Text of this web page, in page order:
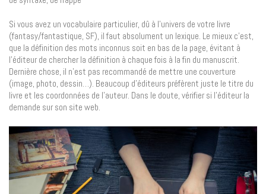
Si vous avez un vocabulaire particulier, dû à l’univers de votre livre
(fantasy/fantastique, SF), il faut absolument un lexique. Le mieux c’est,
que la définition des mots inconnus soit en bas de la page, évitant à
l’éditeur de chercher la définition à chaque fois à la fin du manuscrit.
Dernière chose, il n’est pas recommandé de mettre une couverture
(image, photo, dessin…). Beaucoup d’éditeurs préfèrent juste le titre du
livre et les coordonnées de l’auteur. Dans le doute, vérifier si l’éditeur la
demande sur son site web.